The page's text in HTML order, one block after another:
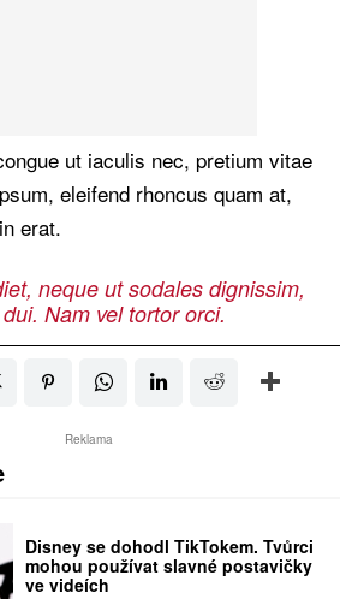
ut iaculis nec, pretium vitae
eleifend rhoncus quam at,
erat.
neque ut sodales dignissim,
Nam vel tortor orci.
Reklama
Disney se dohodl TikTokem. Tvůrci
mohou používat slavné postavičky
ve videích